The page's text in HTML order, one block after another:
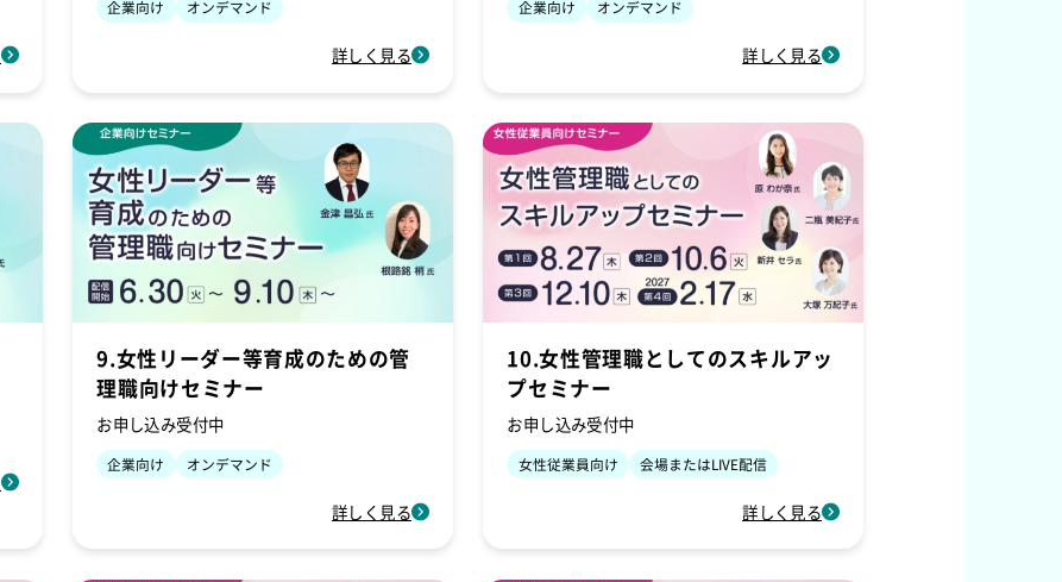
企業向け オンデマンド
詳しく見る
企業向け オンデマンド
詳しく見る
9.女性リーダー等育成のための管
理職向けセミナー
お申し込み受付中
企業向け オンデマンド
詳しく見る
10.女性管理職としてのスキルアッ
プセミナー
お申し込み受付中
女性従業員向け 会場またはLIVE配信
詳しく見る